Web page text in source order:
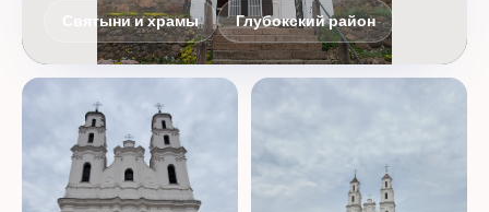
Святыни и храмы Глубокский район